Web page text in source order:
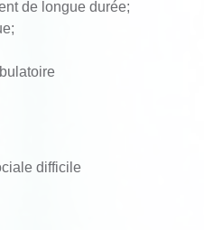
de longue durée;
difficile